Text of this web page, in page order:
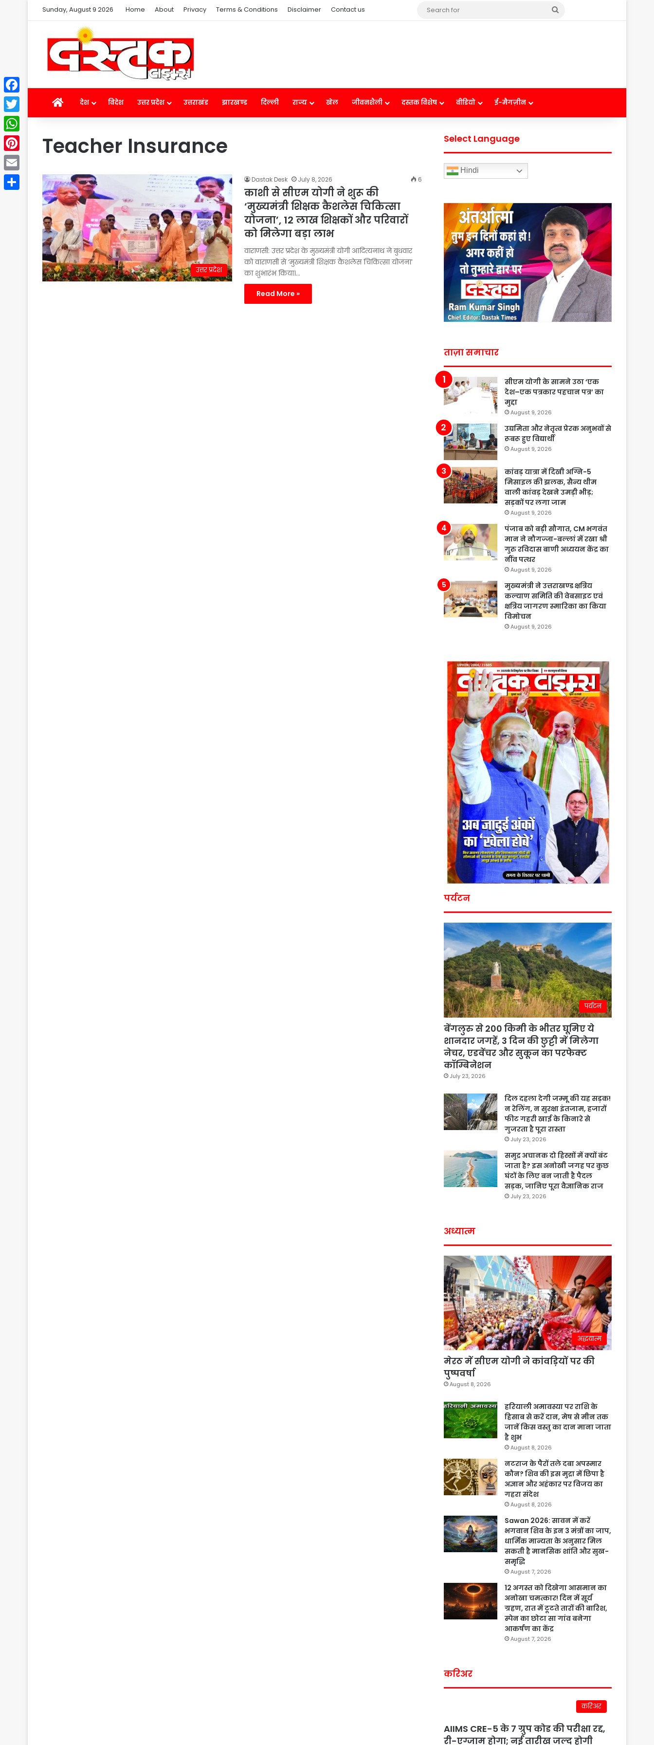
Sunday, August 9 2026 Home About Privacy Terms & Conditions Disclaimer Contact us
Search
Homeदेश विदेश उत्तर प्रदेश उत्तराखंड झारखण्ड दिल्ली राज्य खेल जीवनशैली दस्तक विशेष वीडियो ई-मैगज़ीन
Teacher Insurance
उत्तर प्रदेश
Dastak Desk July 8, 2026 6
काशी से सीएम योगी ने शुरू की
‘मुख्यमंत्री शिक्षक कैशलेस चिकित्सा
योजना’, 12 लाख शिक्षकों और परिवारों
को मिलेगा बड़ा लाभ
वाराणसी: उत्तर प्रदेश के मुख्यमंत्री योगी आदित्यनाथ ने बुधवार
को वाराणसी से ‘मुख्यमंत्री शिक्षक कैशलेस चिकित्सा योजना’
का शुभारंभ किया।…
Read More »
Select Language
Hindi
ताज़ा समाचार
सीएम योगी के सामने उठा ‘एक
देश–एक पत्रकार पहचान पत्र’ का
मुद्दा
August 9, 2026
उद्यमिता और नेतृत्व प्रेरक अनुभवों से
रूबरू हुए विद्यार्थी
August 9, 2026
कांवड़ यात्रा में दिखी अग्नि-5
मिसाइल की झलक, सैन्य थीम
वाली कांवड़ देखने उमड़ी भीड़;
सड़कों पर लगा जाम
August 9, 2026
पंजाब को बड़ी सौगात, CM भगवंत
मान ने नौगज्जा-बल्लां में रखा श्री
गुरु रविदास बाणी अध्ययन केंद्र का
नींव पत्थर
August 9, 2026
मुख्यमंत्री ने उत्तराखण्ड क्षत्रिय
कल्याण समिति की वेबसाइट एवं
क्षत्रिय जागरण स्मारिका का किया
विमोचन
August 9, 2026
पर्यटन
पर्यटन
बेंगलुरु से 200 किमी के भीतर घूमिए ये
शानदार जगहें, 3 दिन की छुट्टी में मिलेगा
नेचर, एडवेंचर और सुकून का परफेक्ट
कॉम्बिनेशन
July 23, 2026
दिल दहला देगी जम्मू की यह सड़क!
न रेलिंग, न सुरक्षा इंतजाम, हजारों
फीट गहरी खाई के किनारे से
गुजरता है पूरा रास्ता
July 23, 2026
समुद्र अचानक दो हिस्सों में क्यों बंट
जाता है? इस अनोखी जगह पर कुछ
घंटों के लिए बन जाती है पैदल
सड़क, जानिए पूरा वैज्ञानिक राज
July 23, 2026
अध्यात्म
अद्धयात्म
मेरठ में सीएम योगी ने कांवड़ियों पर की
पुष्पवर्षा
August 8, 2026
हरियाली अमावस्या पर राशि के
हिसाब से करें दान, मेष से मीन तक
जानें किस वस्तु का दान माना जाता
है शुभ
August 8, 2026
नटराज के पैरों तले दबा अपस्मार
कौन? शिव की इस मुद्रा में छिपा है
अज्ञान और अहंकार पर विजय का
गहरा संदेश
August 8, 2026
Sawan 2026: सावन में करें
भगवान शिव के इन 3 मंत्रों का जाप,
धार्मिक मान्यता के अनुसार मिल
सकती है मानसिक शांति और सुख-
समृद्धि
August 7, 2026
12 अगस्त को दिखेगा आसमान का
अनोखा चमत्कार! दिन में सूर्य
ग्रहण, रात में टूटते तारों की बारिश,
स्पेन का छोटा सा गांव बनेगा
आकर्षण का केंद्र
August 7, 2026
करिअर
करिअर
AIIMS CRE-5 के 7 ग्रुप कोड की परीक्षा रद्द,
री-एग्जाम होगा; नई तारीख जल्द होगी
Facebook
Twitter
WhatsApp
Pinterest
Email